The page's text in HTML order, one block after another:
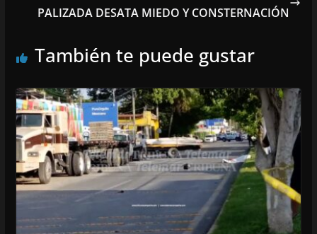
PALIZADA DESATA MIEDO Y CONSTERNACIÓN
También te puede gustar